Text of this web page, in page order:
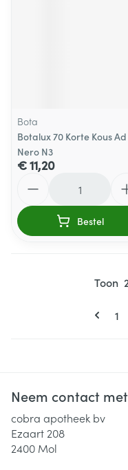
Bota
Botalux 70 Korte Kous Ad
Nero N3
€ 11,20
Bestel
U
1
Toon
Neem contact
cobra apotheek bv
Ezaart 208
2400 Mol